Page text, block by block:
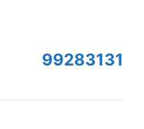
99283131